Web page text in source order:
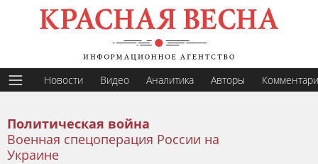
Новости Видео Аналитика Авторы
Политическая война
Военная спецоперация России на
Украине